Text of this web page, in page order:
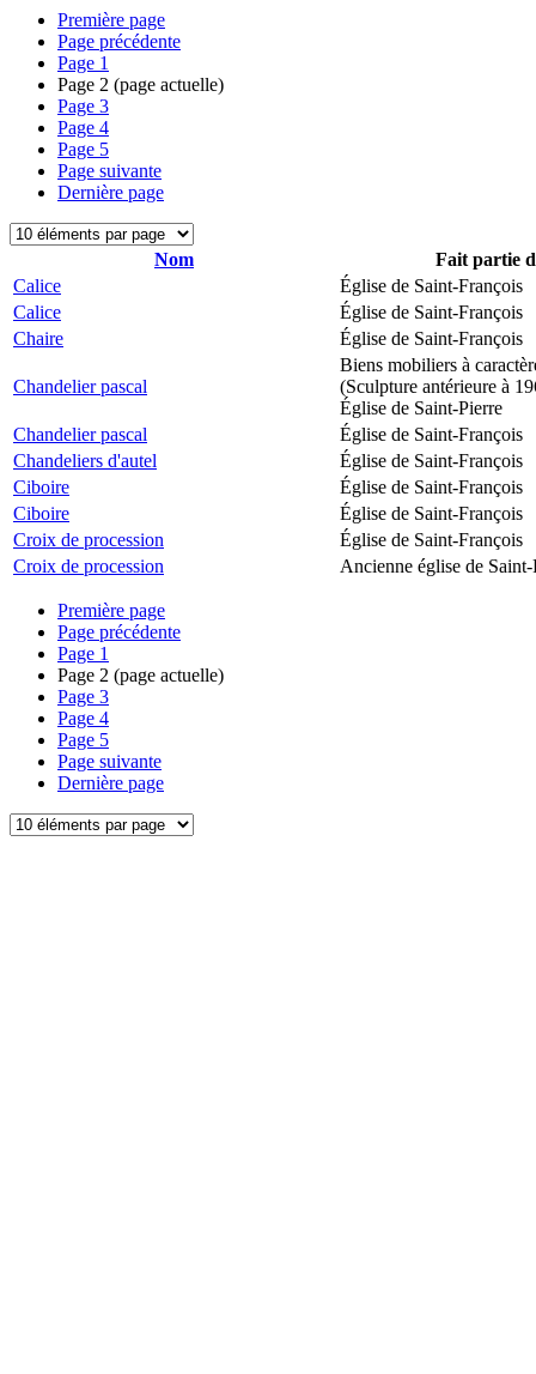
Première page
Page précédente
Page 1
Page 2 (page actuelle)
Page 3
Page 4
Page 5
Page suivante
Dernière page
Nom
Fait partie
Calice
Église de Saint-François
Calice
Église de Saint-François
Chaire
Église de Saint-François
Chandelier pascal
Biens mobiliers à
(Sculpture antérieure à
Église de Saint-Pierre
Chandelier pascal
Église de Saint-François
Chandeliers d'autel
Église de Saint-François
Ciboire
Église de Saint-François
Ciboire
Église de Saint-François
Croix de procession
Église de Saint-François
Croix de procession
Ancienne église de Saint-
Première page
Page précédente
Page 1
Page 2 (page actuelle)
Page 3
Page 4
Page 5
Page suivante
Dernière page